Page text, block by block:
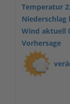
Temperatur
Niederschlag
Wind aktuell
Vorhersage